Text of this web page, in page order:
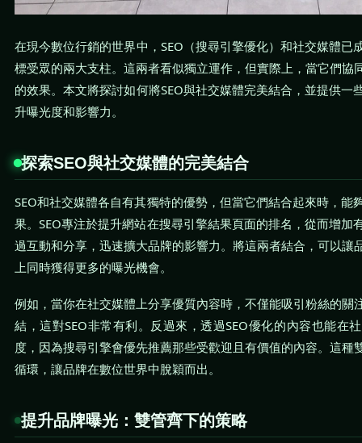
在現今數位行銷的世界中，SEO（搜尋引擎優化）和社交媒體已
標受眾的兩大支柱。這兩者看似獨立運作，但實際上，當它們協
的效果。本文將探討如何將SEO與社交媒體完美結合，並提供一
升曝光度和影響力。
探索SEO與社交媒體的完美結合
SEO和社交媒體各自有其獨特的優勢，但當它們結合起來時，能
果。SEO專注於提升網站在搜尋引擎結果頁面的排名，從而增加
過互動和分享，迅速擴大品牌的影響力。將這兩者結合，可以讓
上同時獲得更多的曝光機會。
例如，當你在社交媒體上分享優質內容時，不僅能吸引粉絲的關
結，這對SEO非常有利。反過來，透過SEO優化的內容也能在
度，因為搜尋引擎會優先推薦那些受歡迎且有價值的內容。這種
循環，讓品牌在數位世界中脫穎而出。
提升品牌曝光：雙管齊下的策略